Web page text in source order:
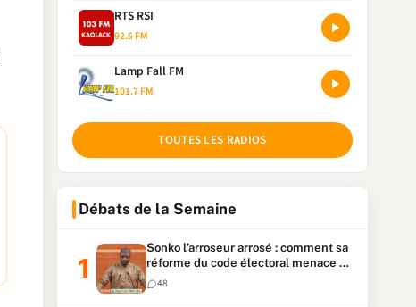
RTS RSI
92.5 FM
Lamp Fall FM
101.7 FM
TOUTES LES RADIOS
Débats de la Semaine
Sonko l’arroseur arrosé : comment sa
réforme du code électoral menace sa
candidature
48